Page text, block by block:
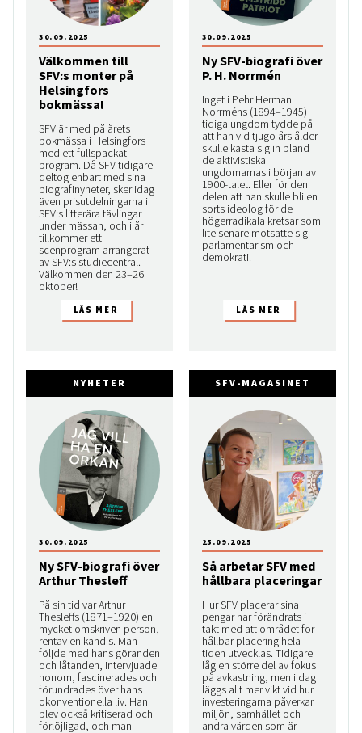
Välkommen till
SFV:s monter på
Helsingfors
bokmässa!
SFV är med på årets
bokmässa i Helsingfors
med ett fullspäckat
program. Då SFV tidigare
deltog enbart med sina
biografinyheter, sker idag
även prisutdelningarna i
SFV:s litterära tävlingar
under mässan, och i år
tillkommer ett
scenprogram arrangerat
av SFV:s studiecentral.
Välkommen den 23–26
oktober!
30.09.2025
Ny SFV-biografi över
P. H. Norrmén
Inget i Pehr Herman
Norrméns (1894–1945)
tidiga ungdom tydde på
att han vid tjugo års ålder
skulle kasta sig in bland
de aktivistiska
ungdomarnas i början av
1900-talet. Eller för den
delen att han skulle bli en
sorts ideolog för de
högerradikala kretsar som
lite senare motsatte sig
parlamentarism och
demokrati.
30.09.2025
NYHETER
Ny SFV-biografi över
Arthur Thesleff
På sin tid var Arthur
Thesleffs (1871–1920) en
mycket omskriven person,
rentav en kändis. Man
följde med hans göranden
och låtanden, intervjuade
honom, fascinerades och
förundrades över hans
okonventionella liv. Han
blev också kritiserad och
förlöjligad, och man
30.09.2025
SFV-MAGASINET
Så arbetar SFV med
hållbara placeringar
Hur SFV placerar sina
pengar har förändrats i
takt med att området för
hållbar placering hela
tiden utvecklas. Tidigare
låg en större del av fokus
på avkastning, men i dag
läggs allt mer vikt vid hur
investeringarna påverkar
miljön, samhället och
andra värden som är
25.09.2025